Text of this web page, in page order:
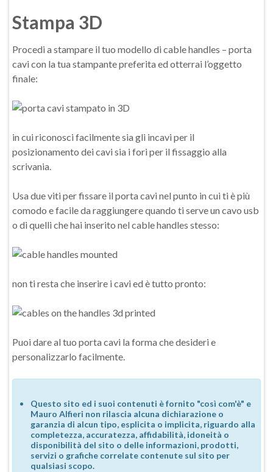
Stampa 3D
Procedi a stampare il tuo modello di cable handles – porta
cavi con la tua stampante preferita ed otterrai l’oggetto
finale:
in cui riconosci facilmente sia gli incavi per il
posizionamento dei cavi sia i fori per il fissaggio alla
scrivania.
Usa due viti per fissare il porta cavi nel punto in cui ti è più
comodo e facile da raggiungere quando ti serve un cavo usb
o di quelli che hai inserito nel cable handles stesso:
non ti resta che inserire i cavi ed è tutto pronto:
Puoi dare al tuo porta cavi la forma che desideri e
personalizzarlo facilmente.
Questo sito ed i suoi contenuti è fornito "così com'è" e
Mauro Alfieri non rilascia alcuna dichiarazione o
garanzia di alcun tipo, esplicita o implicita, riguardo alla
completezza, accuratezza, affidabilità, idoneità o
disponibilità del sito o delle informazioni, prodotti,
servizi o grafiche correlate contenute sul sito per
qualsiasi scopo.